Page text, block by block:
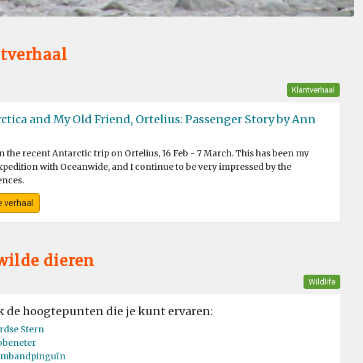
Klantverhaal
and My Old Friend, Ortelius: Passenger Story by Ann
the recent Antarctic trip on Ortelius, 16 Feb - 7 March. This has been my
with Oceanwide, and I continue to be very impressed by the
verhaal
dieren
Wildlife
de hoogtepunten die je kunt ervaren:
Stern